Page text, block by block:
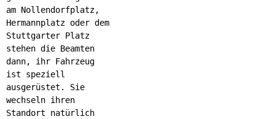
am Nollendorfplatz,
Hermannplatz oder dem
Stuttgarter Platz
stehen die Beamten
dann, ihr Fahrzeug
ist speziell
ausgerüstet. Sie
wechseln ihren
Standort natürlich